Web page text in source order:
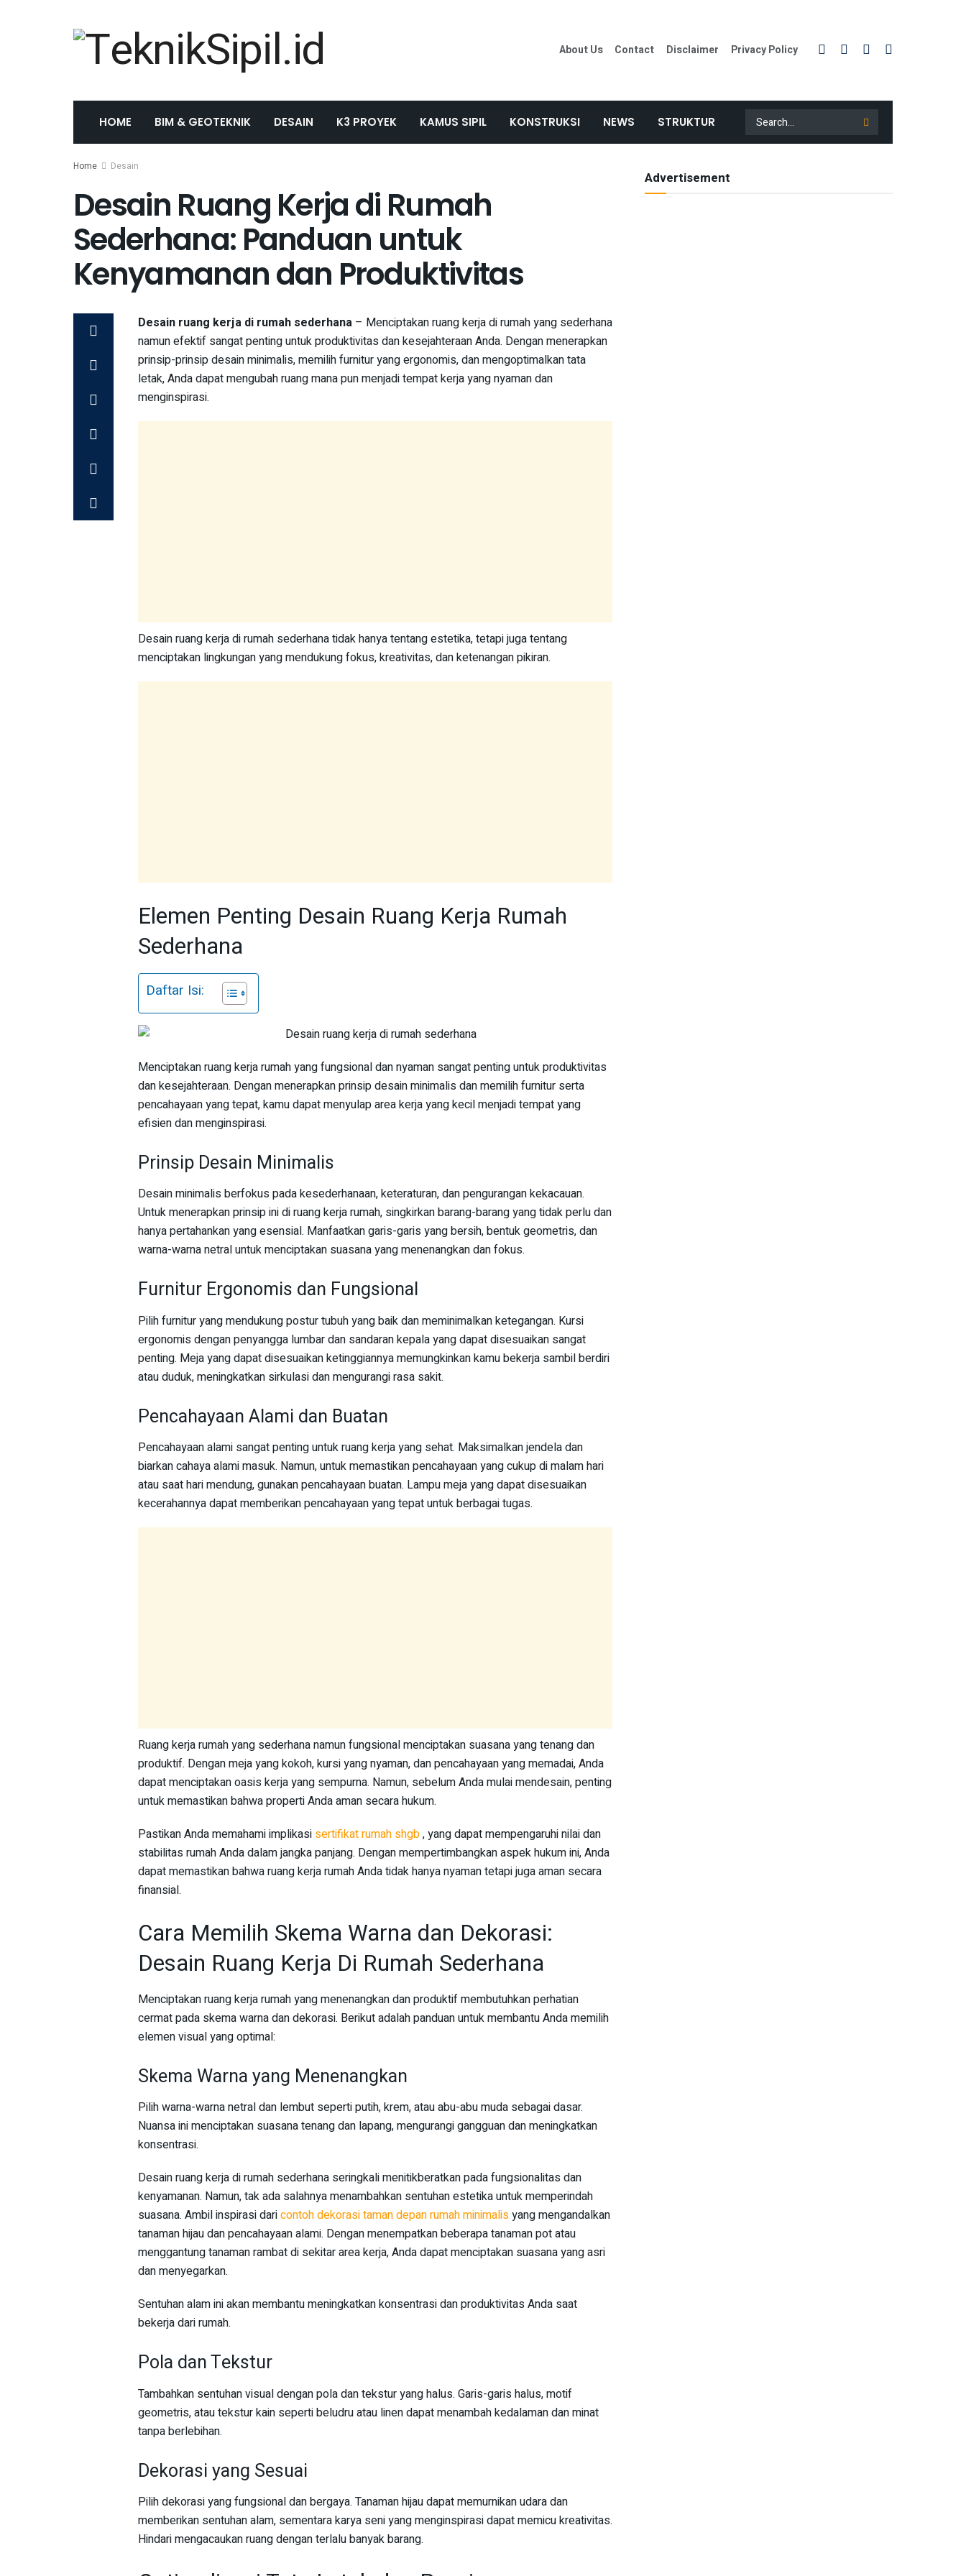
About Us Contact Disclaimer Privacy Policy
HOME BIM & GEOTEKNIK DESAIN K3 PROYEK KAMUS SIPIL KONSTRUKSI NEWS STRUKTUR
Home Desain
Desain Ruang Kerja di Rumah
Sederhana: Panduan untuk
Kenyamanan dan Produktivitas
Desain ruang kerja di rumah sederhana – Menciptakan ruang kerja di rumah yang sederhana
namun efektif sangat penting untuk produktivitas dan kesejahteraan Anda. Dengan menerapkan
prinsip-prinsip desain minimalis, memilih furnitur yang ergonomis, dan mengoptimalkan tata
letak, Anda dapat mengubah ruang mana pun menjadi tempat kerja yang nyaman dan
menginspirasi.
Desain ruang kerja di rumah sederhana tidak hanya tentang estetika, tetapi juga tentang
menciptakan lingkungan yang mendukung fokus, kreativitas, dan ketenangan pikiran.
Elemen Penting Desain Ruang Kerja Rumah
Sederhana
Daftar Isi:
Menciptakan ruang kerja rumah yang fungsional dan nyaman sangat penting untuk produktivitas
dan kesejahteraan. Dengan menerapkan prinsip desain minimalis dan memilih furnitur serta
pencahayaan yang tepat, kamu dapat menyulap area kerja yang kecil menjadi tempat yang
efisien dan menginspirasi.
Prinsip Desain Minimalis
Desain minimalis berfokus pada kesederhanaan, keteraturan, dan pengurangan kekacauan.
Untuk menerapkan prinsip ini di ruang kerja rumah, singkirkan barang-barang yang tidak perlu dan
hanya pertahankan yang esensial. Manfaatkan garis-garis yang bersih, bentuk geometris, dan
warna-warna netral untuk menciptakan suasana yang menenangkan dan fokus.
Furnitur Ergonomis dan Fungsional
Pilih furnitur yang mendukung postur tubuh yang baik dan meminimalkan ketegangan. Kursi
ergonomis dengan penyangga lumbar dan sandaran kepala yang dapat disesuaikan sangat
penting. Meja yang dapat disesuaikan ketinggiannya memungkinkan kamu bekerja sambil berdiri
atau duduk, meningkatkan sirkulasi dan mengurangi rasa sakit.
Pencahayaan Alami dan Buatan
Pencahayaan alami sangat penting untuk ruang kerja yang sehat. Maksimalkan jendela dan
biarkan cahaya alami masuk. Namun, untuk memastikan pencahayaan yang cukup di malam hari
atau saat hari mendung, gunakan pencahayaan buatan. Lampu meja yang dapat disesuaikan
kecerahannya dapat memberikan pencahayaan yang tepat untuk berbagai tugas.
Ruang kerja rumah yang sederhana namun fungsional menciptakan suasana yang tenang dan
produktif. Dengan meja yang kokoh, kursi yang nyaman, dan pencahayaan yang memadai, Anda
dapat menciptakan oasis kerja yang sempurna. Namun, sebelum Anda mulai mendesain, penting
untuk memastikan bahwa properti Anda aman secara hukum.
Pastikan Anda memahami implikasi sertifikat rumah shgb, yang dapat mempengaruhi nilai dan
stabilitas rumah Anda dalam jangka panjang. Dengan mempertimbangkan aspek hukum ini, Anda
dapat memastikan bahwa ruang kerja rumah Anda tidak hanya nyaman tetapi juga aman secara
finansial.
Cara Memilih Skema Warna dan Dekorasi:
Desain Ruang Kerja Di Rumah Sederhana
Menciptakan ruang kerja rumah yang menenangkan dan produktif membutuhkan perhatian
cermat pada skema warna dan dekorasi. Berikut adalah panduan untuk membantu Anda memilih
elemen visual yang optimal:
Skema Warna yang Menenangkan
Pilih warna-warna netral dan lembut seperti putih, krem, atau abu-abu muda sebagai dasar.
Nuansa ini menciptakan suasana tenang dan lapang, mengurangi gangguan dan meningkatkan
konsentrasi.
Desain ruang kerja di rumah sederhana seringkali menitikberatkan pada fungsionalitas dan
kenyamanan. Namun, tak ada salahnya menambahkan sentuhan estetika untuk memperindah
suasana. Ambil inspirasi daricontoh dekorasi taman depan rumah minimalisyang mengandalkan
tanaman hijau dan pencahayaan alami. Dengan menempatkan beberapa tanaman pot atau
menggantung tanaman rambat di sekitar area kerja, Anda dapat menciptakan suasana yang asri
dan menyegarkan.
Sentuhan alam ini akan membantu meningkatkan konsentrasi dan produktivitas Anda saat
bekerja dari rumah.
Pola dan Tekstur
Tambahkan sentuhan visual dengan pola dan tekstur yang halus. Garis-garis halus, motif
geometris, atau tekstur kain seperti beludru atau linen dapat menambah kedalaman dan minat
tanpa berlebihan.
Dekorasi yang Sesuai
Pilih dekorasi yang fungsional dan bergaya. Tanaman hijau dapat memurnikan udara dan
memberikan sentuhan alam, sementara karya seni yang menginspirasi dapat memicu kreativitas.
Hindari mengacaukan ruang dengan terlalu banyak barang.
Advertisement